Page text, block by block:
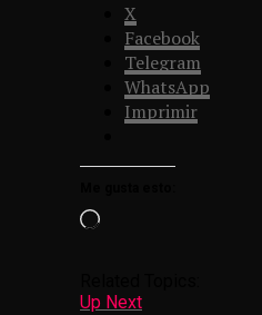
X
Facebook
Telegram
WhatsApp
Imprimir
Loading…
Up Next